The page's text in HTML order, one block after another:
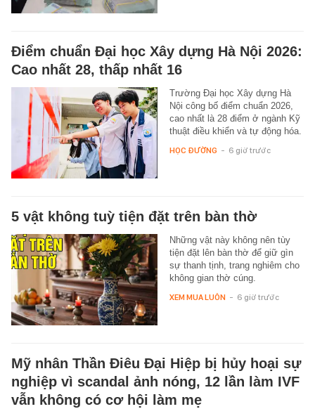
Điểm chuẩn Đại học Xây dựng Hà Nội 2026:
Cao nhất 28, thấp nhất 16
Trường Đại học Xây dựng Hà
Nội công bố điểm chuẩn 2026,
cao nhất là 28 điểm ở ngành Kỹ
thuật điều khiển và tự động hóa.
HỌC ĐƯỜNG - 6 giờ trước
5 vật không tuỳ tiện đặt trên bàn thờ
Những vật này không nên tùy
tiện đặt lên bàn thờ để giữ gìn
sự thanh tịnh, trang nghiêm cho
không gian thờ cúng.
XEM MUA LUÔN - 6 giờ trước
Mỹ nhân Thần Điêu Đại Hiệp bị hủy hoại sự
nghiệp vì scandal ảnh nóng, 12 lần làm IVF
vẫn không có cơ hội làm mẹ